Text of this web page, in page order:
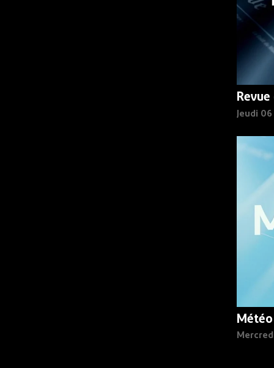
Revue
Jeudi
Météo